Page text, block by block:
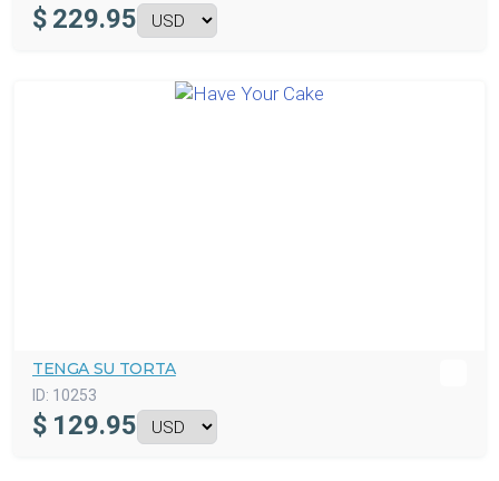
$ 229.95
TENGA SU TORTA
ID: 10253
$ 129.95